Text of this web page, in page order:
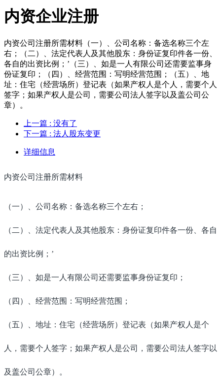
内资企业注册
内资公司注册所需材料（一）、公司名称：备选名称三个左
右；（二）、法定代表人及其他股东：身份证复印件各一份、
各自的出资比例；’（三）、如是一人有限公司还需要监事身
份证复印；（四）、经营范围：写明经营范围；（五）、地
址：住宅（经营场所）登记表（如果产权人是个人，需要个人
签字；如果产权人是公司，需要公司法人签字以及盖公司公
章）。
上一篇 : 没有了
下一篇 : 法人股东变更
详细信息
内资公司注册所需材料
（一）、公司名称：备选名称三个左右；
（二）、法定代表人及其他股东：身份证复印件各一份、各自
的出资比例；’
（三）、如是一人有限公司还需要监事身份证复印；
（四）、经营范围：写明经营范围；
（五）、地址：住宅（经营场所）登记表（如果产权人是个
人，需要个人签字；如果产权人是公司，需要公司法人签字以
及盖公司公章）。